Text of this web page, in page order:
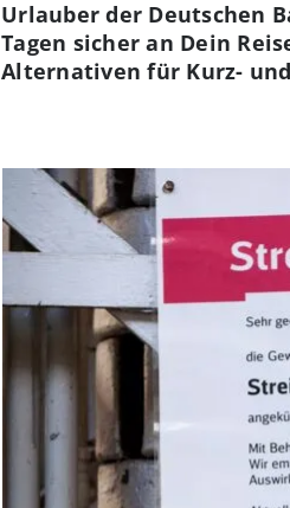
Urlauber der Deutschen
Tagen sicher an Dein
Alternativen für Kurz-